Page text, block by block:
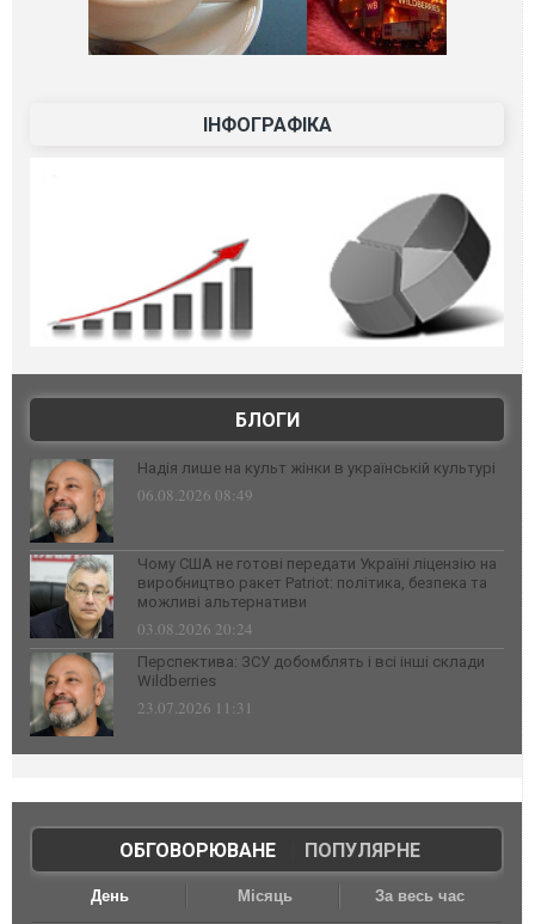
ІНФОГРАФІКА
БЛОГИ
Надія лише на культ жінки в українській культурі
06.08.2026 08:49
Чому США не готові передати Україні ліцензію на
виробництво ракет Patriot: політика, безпека та
можливі альтернативи
03.08.2026 20:24
Перспектива: ЗСУ добомблять і всі інші склади
Wildberries
23.07.2026 11:31
ОБГОВОРЮВАНЕ| ПОПУЛЯРНЕ
День Місяць За весь час